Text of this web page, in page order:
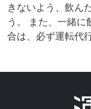
きないよう、飲ん
う。 また、一緒
合は、必ず運転代